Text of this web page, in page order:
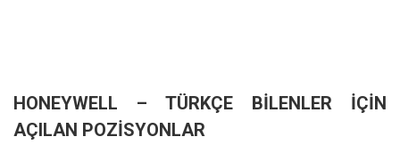
HONEYWELL – TÜRKÇE BİLENLER İÇİN
AÇILAN POZİSYONLAR